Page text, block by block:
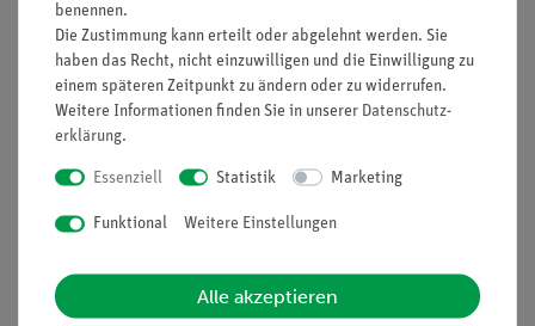
Informationen
Unternehmen
Stellenangebote
Kontakt
Hinweisgeberschutz
Service
Übersicht Service
Einräumservice
benennen.
Die Zustimmung kann erteilt oder abgelehnt werden. Sie
haben das Recht, nicht einzuwilligen und die Einwilligung zu
einem späteren Zeitpunkt zu ändern oder zu widerrufen.
Weitere Informationen finden Sie in unserer Daten­schutz­
erklärung.
Essenziell Statistik Marketing
Funktional Weitere Einstellungen
Alle akzeptieren